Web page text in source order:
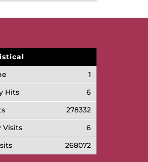
1
Hits
6
278332
Visits
6
268072